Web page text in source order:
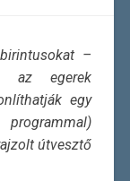
–
az egerek
egy
útvesztő